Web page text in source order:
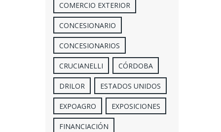
COMERCIO EXTERIOR
CONCESIONARIO
CONCESIONARIOS
CRUCIANELLI CÓRDOBA
DRILOR ESTADOS UNIDOS
EXPOAGRO EXPOSICIONES
FINANCIACIÓN